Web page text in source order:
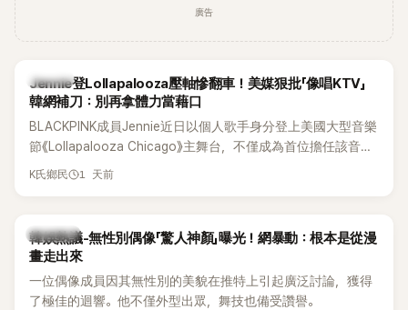
廣告
K-POP
Jennie登Lollapalooza壓軸慘翻車！美媒狠批「像唱KTV」
韓網補刀：別再拿體力當藉口
BLACKPINK成員Jennie近日以個人歌手身分登上美國大型音樂
節《Lollapalooza Chicago》主舞台，不僅成為首位擔任該音樂
節Headliner（壓軸主秀）的K-POP女SOLO歌手，寫下全新紀
形容整場演出「就像一場豪華KTV」。
K氏鄉民 1 天前
熱議討論
韓娛熱議-無性別偶像「驚人神顏」曝光！網暴動：根本是從漫
畫走出來
一位偶像成員因其無性別的美貌在推特上引起廣泛討論，獲得
了極佳的迴響。他不僅外型出眾，舞技也備受讚譽。